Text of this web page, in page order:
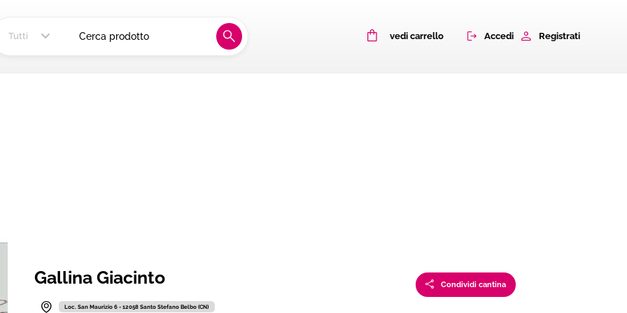
alla tua tavola
Tutti vedi carrello Accedi Registrati
Gallina Giacinto
Loc. San Maurizio 6 - 12058 Santo Stefano Belbo (CN)
Condividi cantina